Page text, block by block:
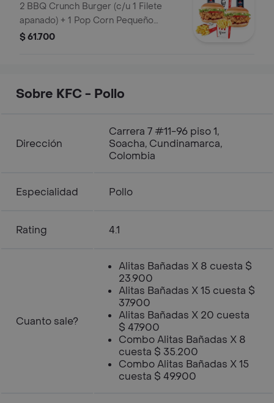
2 BBQ Crunch Burger (c/u 1 Filete
apanado) + 1 Pop Corn Pequeño
(Trocitos de pechuga apanados) + 2
$ 61.700
Sobre KFC - Pollo
Dirección
Carrera 7 #11-96 piso 1,
Soacha, Cundinamarca,
Colombia
Especialidad Pollo
Rating 4.1
Cuanto sale?
Alitas Bañadas X 8 cuesta $
23.900
Alitas Bañadas X 15 cuesta $
37.900
Alitas Bañadas X 20 cuesta
$ 47.900
Combo Alitas Bañadas X 8
cuesta $ 35.200
Combo Alitas Bañadas X 15
cuesta $ 49.900